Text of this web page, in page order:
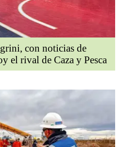
con noticias de
el rival de Caza y Pesca